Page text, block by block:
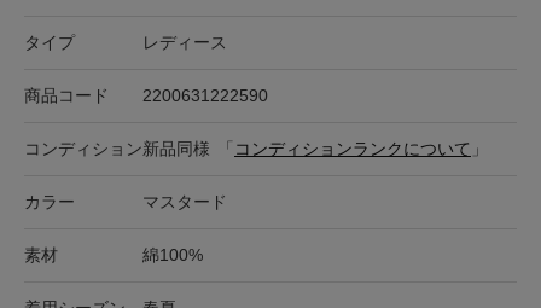
タイプ レディース
商品コード 2200631222590
コンディション新品同様 「 コンディションランクについて 」
カラー マスタード
素材 綿100%